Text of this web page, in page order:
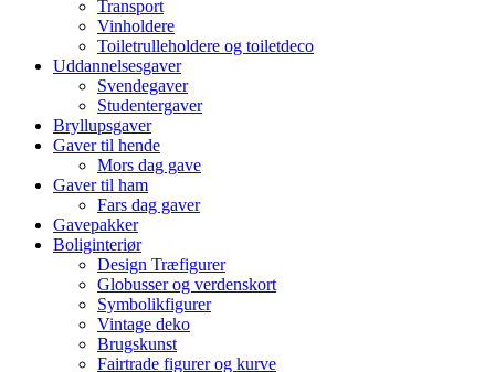
Transport
Vinholdere
Toiletrulleholdere og toiletdeco
Uddannelsesgaver
Svendegaver
Studentergaver
Bryllupsgaver
Gaver til hende
Mors dag gave
Gaver til ham
Fars dag gaver
Gavepakker
Boliginteriør
Design Træfigurer
Globusser og verdenskort
Symbolikfigurer
Vintage deko
Brugskunst
Fairtrade figurer og kurve